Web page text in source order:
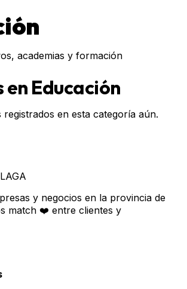
academias y formación
en Educación
en esta categoría aún.
y negocios en la provincia de
match ❤️ entre clientes y